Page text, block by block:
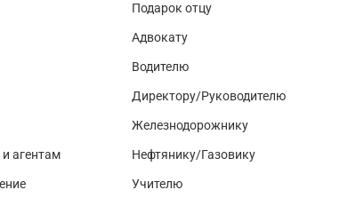
агентам
Подарок отцу
Адвокату
Водителю
Директору/Руководителю
Железнодорожнику
Нефтянику/Газовику
Учителю